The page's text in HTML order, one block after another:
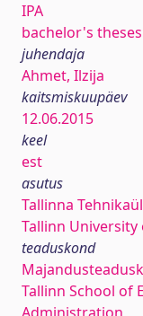
IPA
bachelor's theses
juhendaja
Ahmet, Ilzija
kaitsmiskuupäev
12.06.2015
keel
est
asutus
Tallinna
Tallinn
teaduskond
Tallinn School of